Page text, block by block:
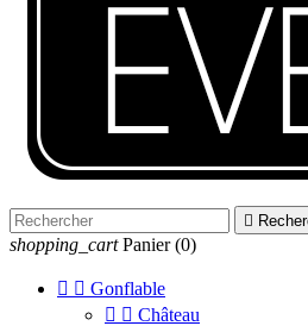

shopping_cart Panier (0)
  Gonflable
  Château